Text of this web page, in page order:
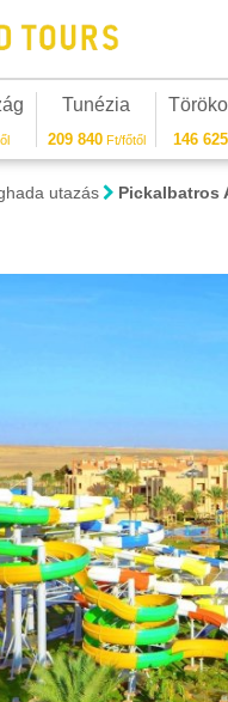
Tunézia
209 840Ft/főtől 146 625
utazás Pickalbatros